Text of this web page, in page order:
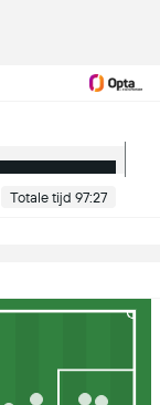
Totale tijd 97:27